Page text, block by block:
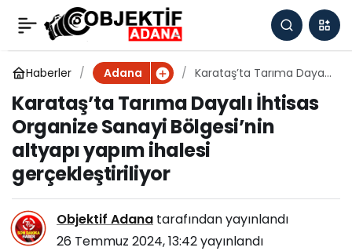
Haberler Adana
Karataş’ta Tarıma Dayalı
İhtisas Organize Sanayi
Bölgesi’nin altyapı yapım
ihalesi gerçekleştiriliyor
Karataş’ta Tarıma Dayalı İhtisas
Organize Sanayi Bölgesi’nin
altyapı yapım ihalesi
gerçekleştiriliyor
Objektif Adana tarafından yayınlandı
26 Temmuz 2024, 13:42yayınlandı
Adana Büyükşehir
Belediyesi, 12 branşta
18 bin 870 çocuğa
eğitim veriyor
0 Paylaş